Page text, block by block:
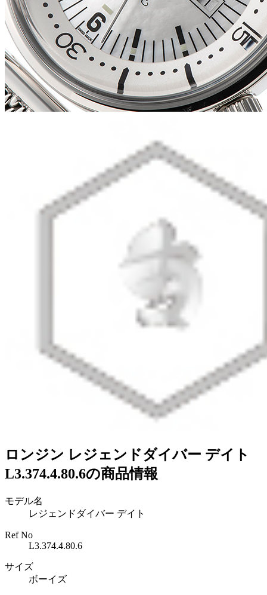
ロンジン レジェンドダイバー デイト
L3.374.4.80.6の商品情報
モデル名
レジェンドダイバー デイト
Ref No
L3.374.4.80.6
サイズ
ボーイズ